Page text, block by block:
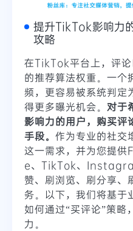
提升TikTok影响力
攻略
在TikTok平台上，评
的推荐算法权重。一个
频，更容易被系统判定
得更多曝光机会。 对于
影响力的用户，购买评
手段。 作为专业的社交
这一需求，并为您提
e、TikTok、
赞、刷浏览、刷分享、
务。以下，我们将基于
如何通过“买评论”策
力。